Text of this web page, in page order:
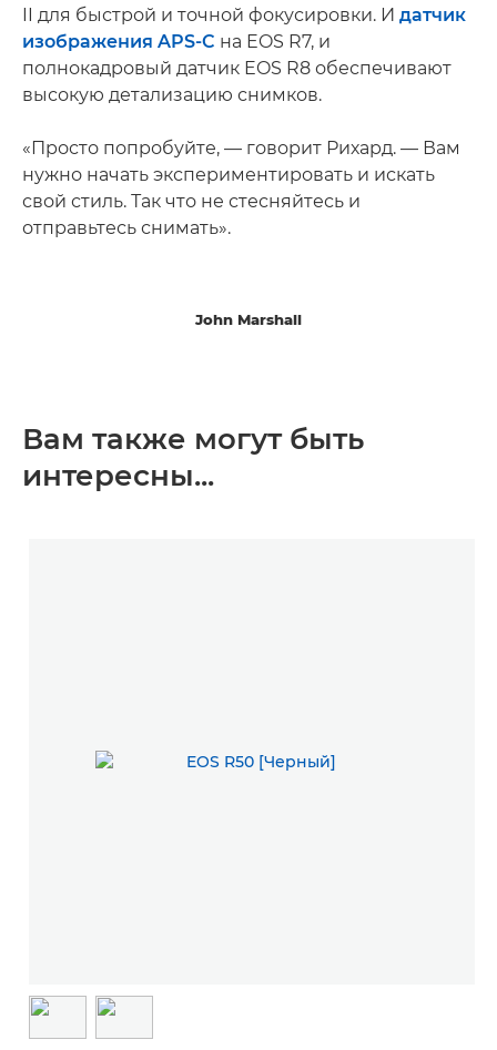
II для быстрой и точной фокусировки. И датчик
изображения APS-C на EOS R7, и
полнокадровый датчик EOS R8 обеспечивают
высокую детализацию снимков.
«Просто попробуйте, — говорит Рихард. — Вам
нужно начать экспериментировать и искать
свой стиль. Так что не стесняйтесь и
отправьтесь снимать».
John Marshall
Вам также могут быть
интересны...